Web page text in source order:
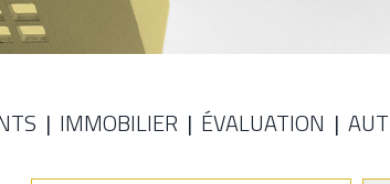
IMMOBILIER ÉVALUATION